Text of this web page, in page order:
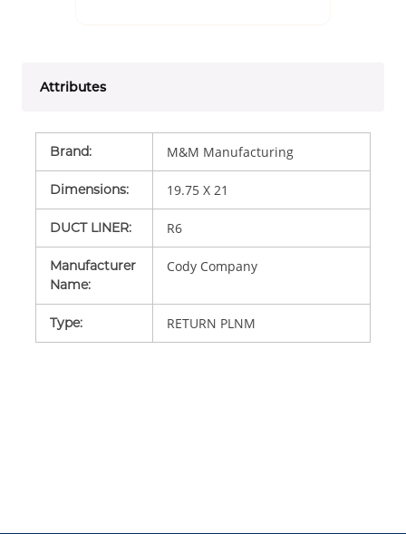
Attributes
Brand: M&M Manufacturing
Dimensions: 19.75 X 21
DUCT LINER: R6
Manufacturer
Name:
Cody Company
Type: RETURN PLNM